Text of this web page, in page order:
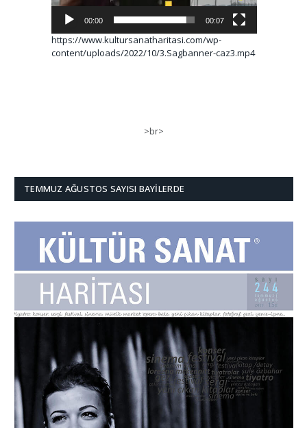
00:00 00:07
https://www.kultursanatharitasi.com/wp-
content/uploads/2022/10/3.Sagbanner-caz3.mp4
>br>
TEMMUZ AĞUSTOS SAYISI BAYILERDE